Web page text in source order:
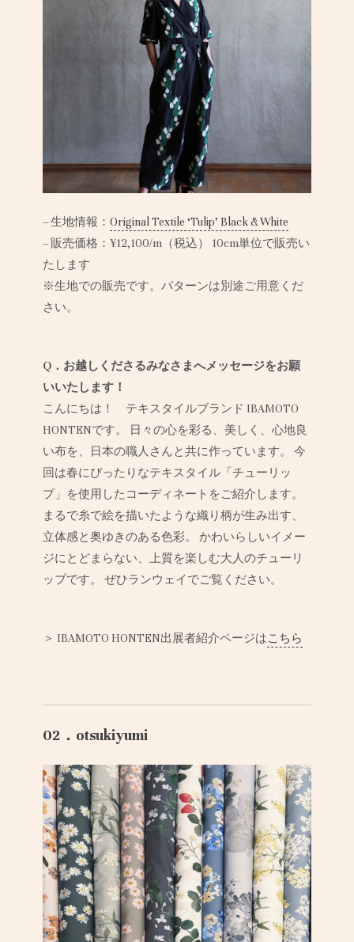
– 生地情報：Original Textile ‘Tulip’ Black & White
– 販売価格：¥12,100/m（税込） 10cm単位で販売い
たします
※生地での販売です。パターンは別途ご用意くだ
さい。
Q．お越しくださるみなさまへメッセージをお願
いいたします！
こんにちは！ テキスタイルブランド IBAMOTO
HONTENです。 日々の心を彩る、美しく、心地良
い布を、日本の職人さんと共に作っています。 今
回は春にぴったりなテキスタイル「チューリッ
プ」を使用したコーディネートをご紹介します。
まるで糸で絵を描いたような織り柄が生み出す、
立体感と奥ゆきのある色彩。 かわいらしいイメー
ジにとどまらない、上質を楽しむ大人のチューリ
ップです。 ぜひランウェイでご覧ください。
＞ IBAMOTO HONTEN出展者紹介ページはこちら
02．otsukiyumi